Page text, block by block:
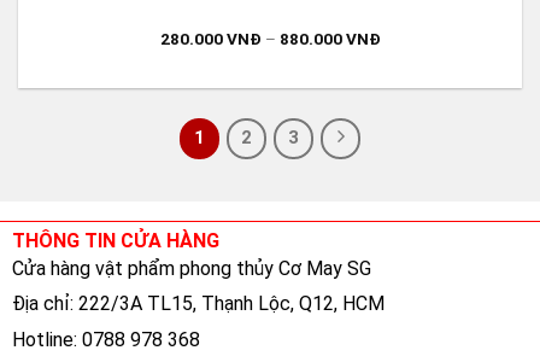
280.000VNĐ – 880.000VNĐ
1 2 3
THÔNG TIN CỬA HÀNG
Cửa hàng vật phẩm phong thủy Cơ May SG
Địa chỉ: 222/3A TL15, Thạnh Lộc, Q12, HCM
Hotline: 0788 978 368